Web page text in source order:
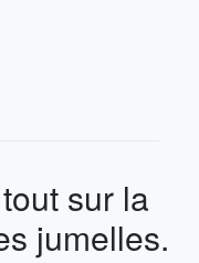
sur la
jumelles.